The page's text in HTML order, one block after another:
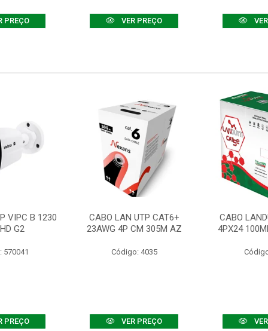
PREÇO VER PREÇO
VIPC B 1230
G2
570041
PREÇO
CABO LAN UTP CAT6+
23AWG 4P CM 305M AZ
Código: 4035
VER PREÇO
CABO
4PX24